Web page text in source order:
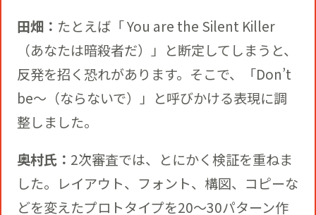
田畑： たとえば「 You are the Silent Killer
（あなたは暗殺者だ）」と断定してしまうと、
反発を招く恐れがあります。そこで、「Don’t
be〜（ならないで）」と呼びかける表現に調
整しました。
奥村氏： 2次審査では、とにかく検証を重ねま
した。レイアウト、フォント、構図、コピーな
どを変えたプロトタイプを20〜30パターン作